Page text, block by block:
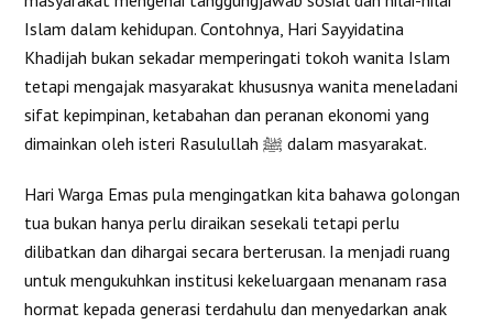
Islam dalam kehidupan. Contohnya, Hari Sayyidatina
Khadijah bukan sekadar memperingati tokoh wanita Islam
tetapi mengajak masyarakat khususnya wanita meneladani
sifat kepimpinan, ketabahan dan peranan ekonomi yang
dimainkan oleh isteri Rasulullah ﷺ dalam masyarakat.
Hari Warga Emas pula mengingatkan kita bahawa golongan
tua bukan hanya perlu diraikan sesekali tetapi perlu
dilibatkan dan dihargai secara berterusan. Ia menjadi ruang
untuk mengukuhkan institusi kekeluargaan menanam rasa
hormat kepada generasi terdahulu dan menyedarkan anak